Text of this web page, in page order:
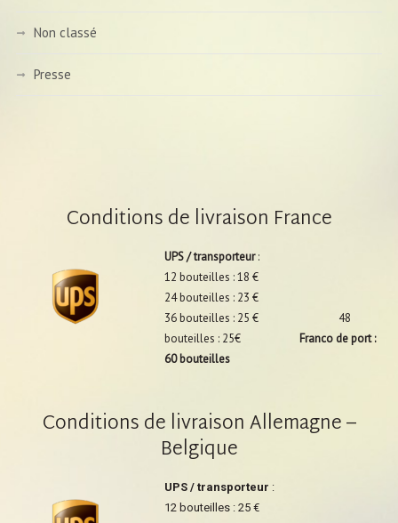
Non classé
Presse
Conditions de livraison France
UPS / transporteur:
12 bouteilles : 18 €
24 bouteilles : 23 €
36 bouteilles : 25 € 48
bouteilles : 25€
Franco de port :
60 bouteilles
Conditions de livraison Allemagne –
Belgique
UPS / transporteur :
12 bouteilles : 25 €